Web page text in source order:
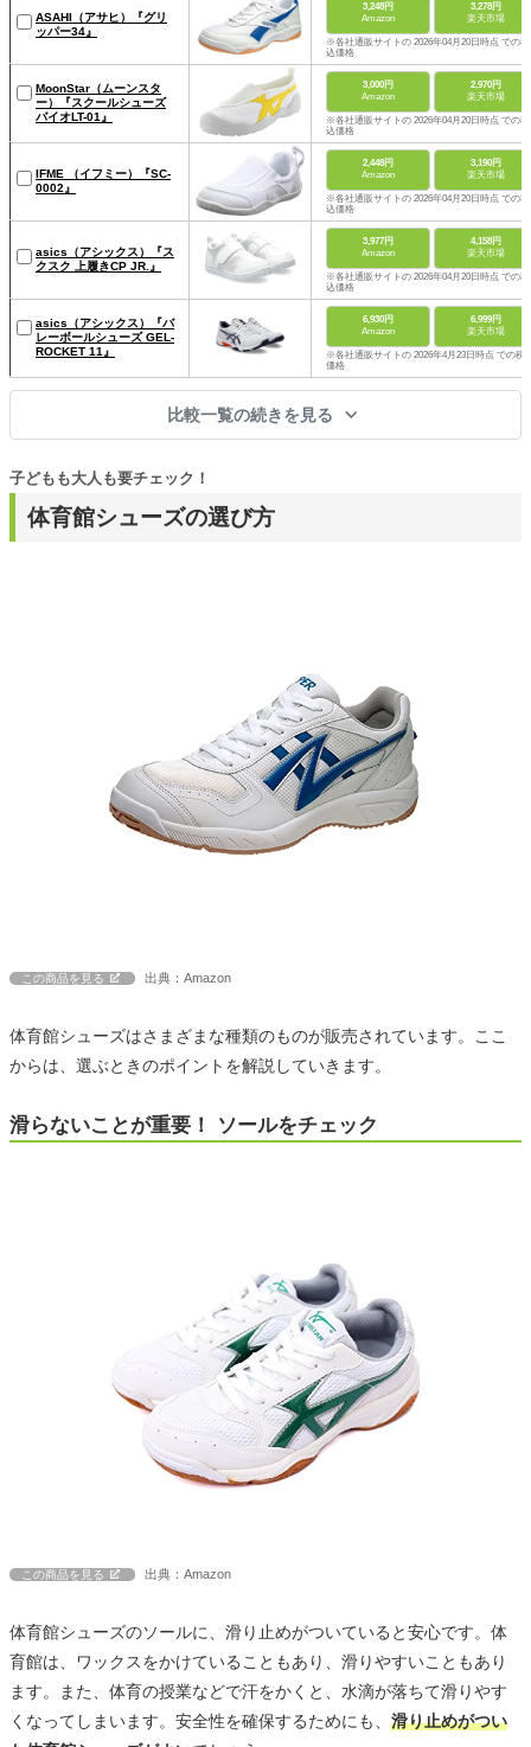
ASAHI（アサヒ）『グリ
ッパー34』
3,248円
Amazon
3,278円
楽天市場
※各社通販サイトの 2026年04月20日時点 での税
込価格
MoonStar（ムーンスタ
ー）『スクールシューズ
バイオLT-01』
3,000円
Amazon
2,970円
楽天市場
※各社通販サイトの 2026年04月20日時点 での税
込価格
IFME （イフミー）『SC-
0002』
2,448円
Amazon
3,190円
楽天市場
※各社通販サイトの 2026年04月20日時点 での税
込価格
asics（アシックス）『ス
クスク 上履きCP JR.』
3,977円
Amazon
4,158円
楽天市場
※各社通販サイトの 2026年04月20日時点 での税
込価格
asics（アシックス）『バ
レーボールシューズ GEL-
ROCKET 11』
6,930円
Amazon
6,999円
楽天市場
※各社通販サイトの 2026年4月23日時点 での税
価格
比較一覧の続きを見る
体育館シューズの選び方
子どもも大人も要チェック！
この商品を見る 出典：Amazon
体育館シューズはさまざまな種類のものが販売されています。ここ
からは、選ぶときのポイントを解説していきます。
滑らないことが重要！ ソールをチェック
この商品を見る 出典：Amazon
体育館シューズのソールに、滑り止めがついていると安心です。体
育館は、ワックスをかけていることもあり、滑りやすいこともあり
ます。また、体育の授業などで汗をかくと、水滴が落ちて滑りやす
くなってしまいます。安全性を確保するためにも、 滑り止めがつい